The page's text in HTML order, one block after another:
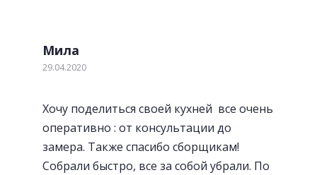
Мила
29.04.2020
Хочу поделиться своей кухней все очень
оперативно : от консультации до
замера. Также спасибо сборщикам!
Собрали быстро, все за собой убрали. По